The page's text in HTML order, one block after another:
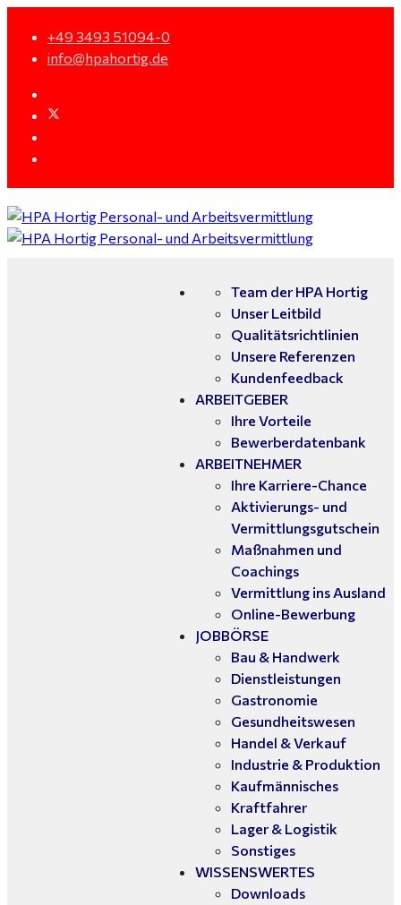
+49 3493 51094-0
info@hpahortig.de
Team der HPA Hortig
Unser Leitbild
Qualitätsrichtlinien
Unsere Referenzen
Kundenfeedback
ARBEITGEBER
Ihre Vorteile
Bewerberdatenbank
ARBEITNEHMER
Ihre Karriere-Chance
Aktivierungs- und
Vermittlungsgutschein
Maßnahmen und
Coachings
Vermittlung ins Ausland
Online-Bewerbung
JOBBÖRSE
Bau & Handwerk
Dienstleistungen
Gastronomie
Gesundheitswesen
Handel & Verkauf
Industrie & Produktion
Kaufmännisches
Kraftfahrer
Lager & Logistik
Sonstiges
WISSENSWERTES
Downloads